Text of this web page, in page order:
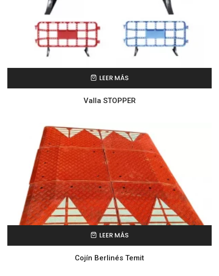
LEER MÁS
Valla STOPPER
LEER MÁS
Cojín Berlinés Temit